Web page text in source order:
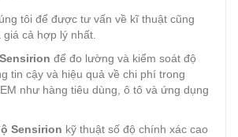
tôi để được tư vấn về kĩ thuật cũng
cả hợp lý nhất.
để đo lường và kiểm soát độ
tin cậy và hiệu quả về chi phí trong
như hàng tiêu dùng, ô tô và ứng dụng
Sensirion kỹ thuật số độ chính xác cao